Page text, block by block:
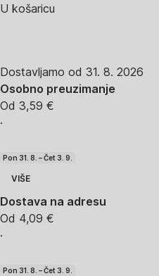
U košaricu
Dostavljamo od 31. 8. 2026
Osobno preuzimanje
Od 3,59 €
·
Pon 31. 8. – Čet 3. 9.
VIŠE
Dostava na adresu
Od 4,09 €
·
Pon 31. 8. – Čet 3. 9.